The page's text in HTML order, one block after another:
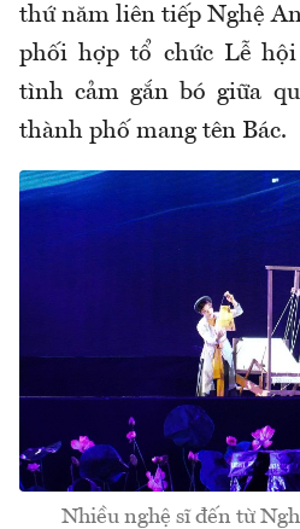
thứ năm liên tiếp Nghệ
phối hợp tổ chức Lễ
tình cảm gắn bó giữa
thành phố mang tên Bác.
Nhiều nghệ sĩ đến từ